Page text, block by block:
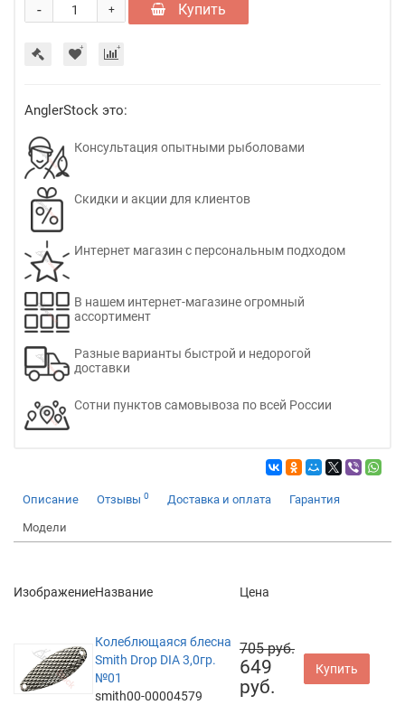
+
- Купить
AnglerStock это:
Консультация опытными рыболовами
Скидки и акции для клиентов
Интернет магазин с персональным подходом
В нашем интернет-магазине огромный
ассортимент
Разные варианты быстрой и недорогой
доставки
Сотни пунктов самовывоза по всей России
Описание Отзывы 0 Доставка и оплата Гарантия
Модели
ИзображениеНазвание Цена
Колеблющаяся блесна
Smith Drop DIA 3,0гр.
№01
smith00-00004579
705 руб.
649
руб.
Купить